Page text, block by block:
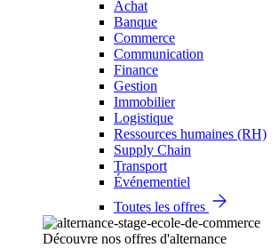
Achat
Banque
Commerce
Communication
Finance
Gestion
Immobilier
Logistique
Ressources humaines (RH)
Supply Chain
Transport
Événementiel
Toutes les offres
Découvre nos offres d'alternance